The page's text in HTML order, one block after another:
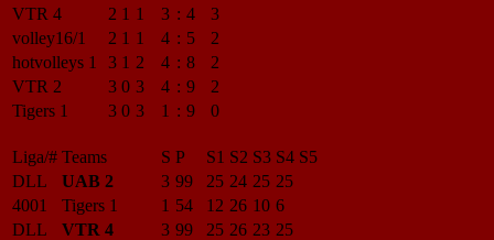
VTR 4
2 1 1 3 : 4
3
volley16/1
2 1 1 4 : 5
2
hotvolleys 1
3 1 2 4 : 8
2
VTR 2
3 0 3 4 : 9
2
Tigers 1
3 0 3 1 : 9 0
Liga/# Teams S P S1 S2 S3 S4 S5
DLL
UAB 2 3 99 25 24 25 25
4001
Tigers 1 1 54 12 26 10 6
DLL
VTR 4 3 99 25 26 23 25